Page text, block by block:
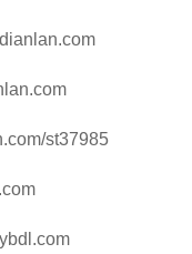
st37985